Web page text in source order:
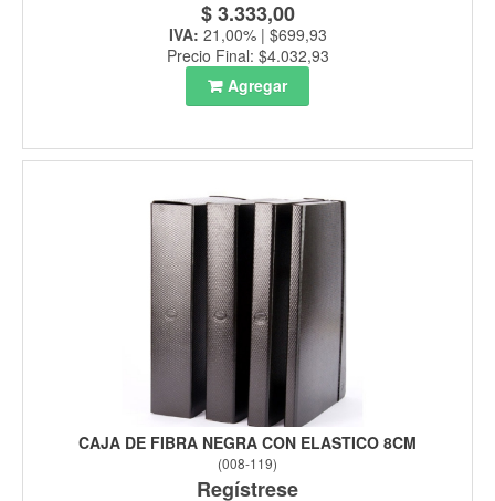
$ 3.333,00
IVA: 21,00% | $699,93
Precio Final: $4.032,93
Agregar
CAJA DE FIBRA NEGRA CON ELASTICO 8CM
(008-119)
Regístrese